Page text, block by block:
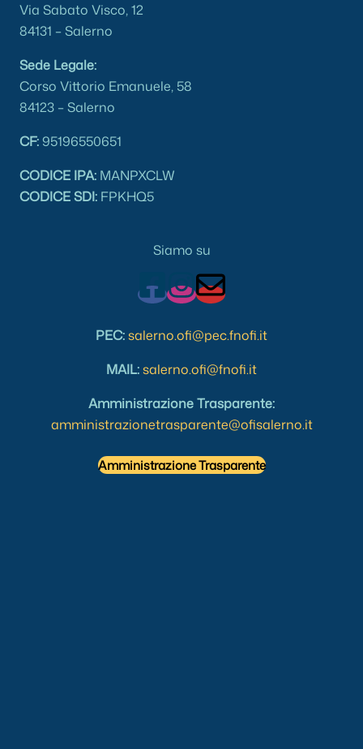
Via Sabato Visco, 12
84131 – Salerno
Sede Legale:
Corso Vittorio Emanuele, 58
84123 – Salerno
CF:95196550651
CODICE IPA: MANPXCLW
CODICE SDI: FPKHQ5
Siamo su
PEC:salerno.ofi@pec.fnofi.it
MAIL:salerno.ofi@fnofi.it
Amministrazione Trasparente:
amministrazionetrasparente@ofisalerno.it
Amministrazione Trasparente